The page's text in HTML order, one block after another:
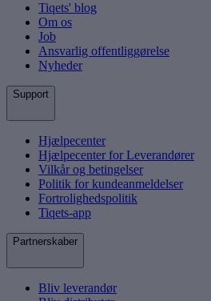
Tiqets' blog
Om os
Job
Ansvarlig offentliggørelse
Nyheder
Support
Hjælpecenter
Hjælpecenter for Leverandører
Vilkår og betingelser
Politik for kundeanmeldelser
Fortrolighedspolitik
Tiqets-app
Partnerskaber
Bliv leverandør